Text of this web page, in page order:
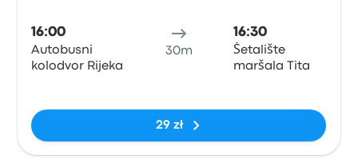
16:00
Autobusni
kolodvor Rijeka
30m
16:30
Šetalište
maršala Tita
29 zł